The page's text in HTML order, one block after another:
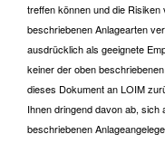
treffen können und die
beschriebenen Anlagearten
ausdrücklich als geeignete
keiner der oben
dieses Dokument an LOIM
Ihnen dringend davon ab,
beschriebenen